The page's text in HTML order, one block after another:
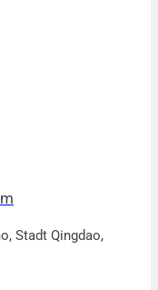
Stadt Qingdao,